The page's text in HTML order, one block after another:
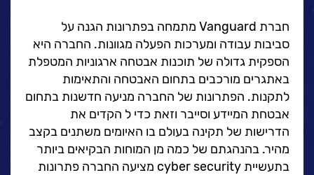
אירועים וכנסים
פודקאסט
נס בכותרות
וובינרים מומלצים
דברו איתנו
חברת Vanguard מתמחה בפתרונות הגנה על
סביבות עבודה ומערכות הפעלה מגוונות. החברה היא
הספקית גדולה של תוכנות אבטחה ארגוניות המטפלת
באתגרים מורכבים בתחום האבטחה והתאימות
לתקנות. הפתרונות של החברה מניעה חדשנות בתחום
אבטחת המיידע וסייבר וזאת כדי ל הקדים את
הדרישות של תקינה בעולם בו האיומים משתנים בקצב
מהיר. בהנהגתם של כמה מן המוחות הבקיאים ביותר
בתעשיית cyber security מציעה החברה פתרונות